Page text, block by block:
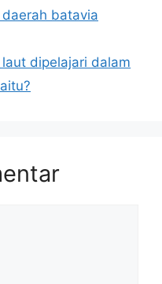
batavia
dipelajari dalam